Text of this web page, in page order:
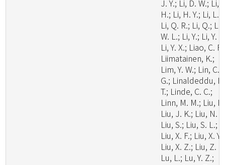
J. Y.; Li, D. W.; Li,
H.; Li, H. Y.; Li, L.;
Li, Q. R.; Li, Q.; Li,
W. L.; Li, Y.; Li, Y.
Li, Y. X.; Liao, C. F.;
Liimatainen, K.;
Lim, Y. W.; Lin, C.
G.; Linaldeddu, B.
T.; Linde, C. C.;
Linn, M. M.; Liu,
Liu, J. K.; Liu, N.
Liu, S.; Liu, S. L.;
Liu, X. F.; Liu, X. Y.;
Liu, X. Z.; Liu, Z.
Lu, L.; Lu, Y. Z.;